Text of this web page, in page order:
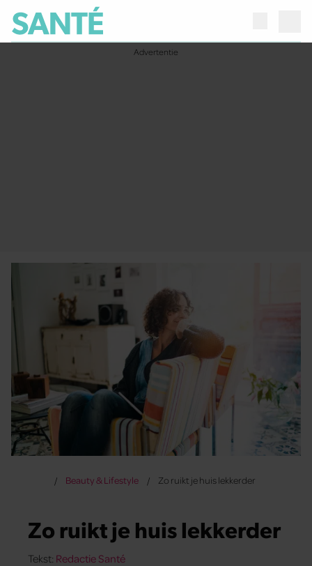
Beauty & Lifestyle Zo ruikt je huis lekkerder
Zo ruikt je huis lekkerder
Tekst: Redactie Santé